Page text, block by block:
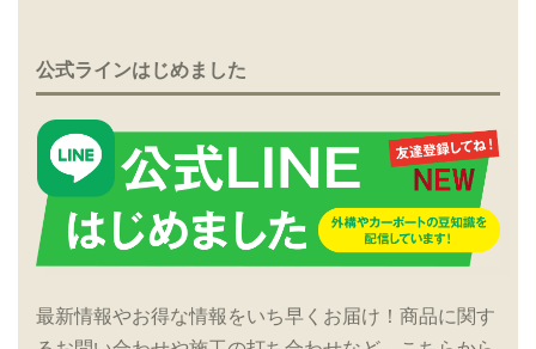
公式ラインはじめました
最新情報やお得な情報をいち早くお届け！商品に関す